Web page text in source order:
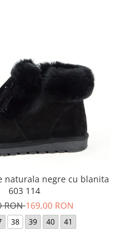
naturala negre cu blanita
603 114
RON169,00 RON
38 39 40 41